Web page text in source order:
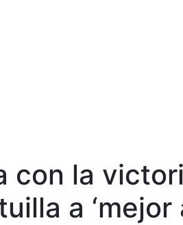
con la
a ‘mejor